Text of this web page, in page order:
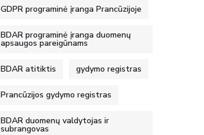
GDPR programinė įranga Prancūzijoje
BDAR programinė įranga duomenų
apsaugos pareigūnams
BDAR atitiktis gydymo registras
Prancūzijos gydymo registras
BDAR duomenų valdytojas ir
subrangovas